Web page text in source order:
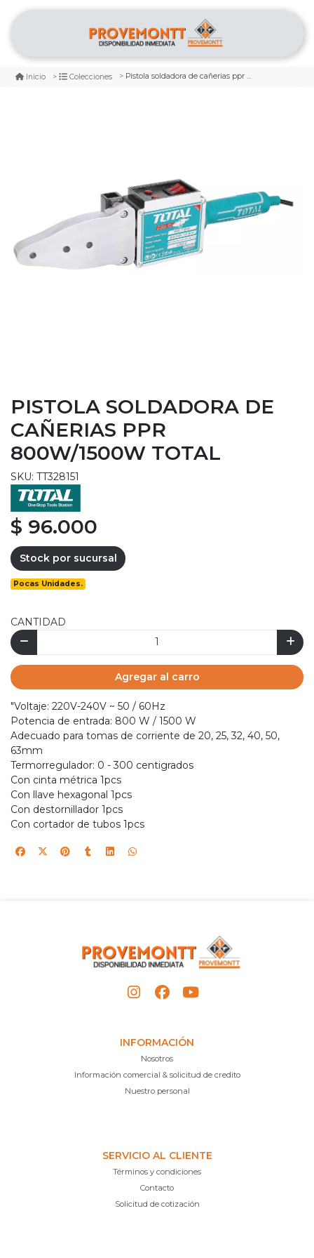
Inicio Colecciones Pistola soldadora de cañerias ppr 800w/1500w total
PISTOLA SOLDADORA DE
CAÑERIAS PPR
800W/1500W TOTAL
SKU: TT328151
$ 96.000
Stock por sucursal
Pocas Unidades.
CANTIDAD
Agregar al carro
"Voltaje: 220V-240V ~ 50 / 60Hz
Potencia de entrada: 800 W / 1500 W
Adecuado para tomas de corriente de 20, 25, 32, 40, 50,
63mm
Termorregulador: 0 - 300 centigrados
Con cinta métrica 1pcs
Con llave hexagonal 1pcs
Con destornillador 1pcs
Con cortador de tubos 1pcs
INFORMACIÓN
Nosotros
Información comercial & solicitud de credito
Nuestro personal
SERVICIO AL CLIENTE
Términos y condiciones
Contacto
Solicitud de cotización